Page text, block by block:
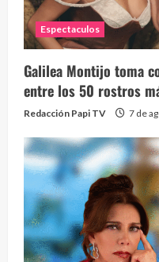
Espectaculos
Galilea Montijo toma
entre los 50 rostros
Redacción Papi TV 7 de